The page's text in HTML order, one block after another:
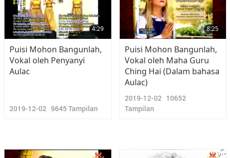
4:29
Puisi Mohon Bangunlah,
Vokal oleh Penyanyi
Aulac
2019-12-02 9645 Tampilan
8:25
Puisi Mohon Bangunlah,
Vokal oleh Maha Guru
Ching Hai (Dalam bahasa
Aulac)
2019-12-02 10652
Tampilan